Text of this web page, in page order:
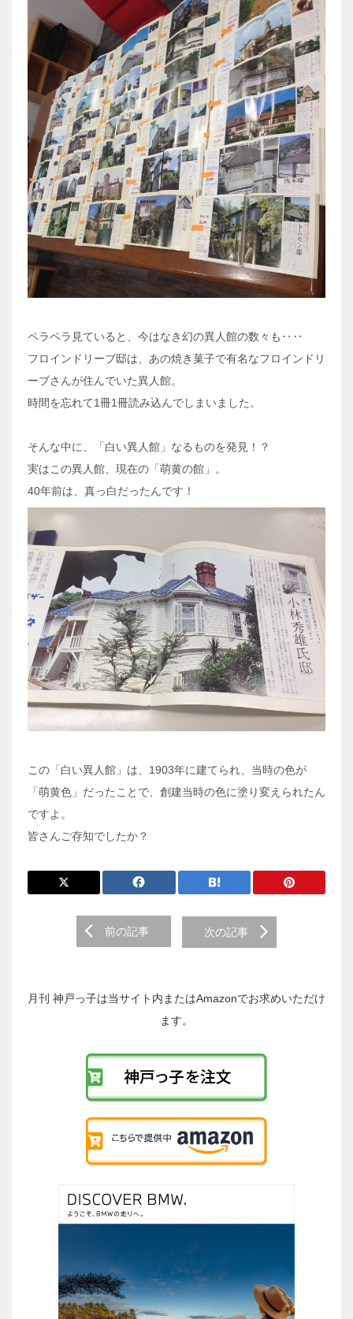
ペラペラ見ていると、今はなき幻の異人館の数々も‥‥
フロインドリーブ邸は、あの焼き菓子で有名なフロインドリ
ーブさんが住んでいた異人館。
時間を忘れて1冊1冊読み込んでしまいました。
そんな中に、「白い異人館」なるものを発見！？
実はこの異人館、現在の「萌黄の館」。
40年前は、真っ白だったんです！
この「白い異人館」は、1903年に建てられ、当時の色が
「萌黄色」だったことで、創建当時の色に塗り変えられたん
ですよ。
皆さんご存知でしたか？
稿
前の記事 次の記事
月刊 神戸っ子は当サイト内またはAmazonでお求めいただけ
ます。